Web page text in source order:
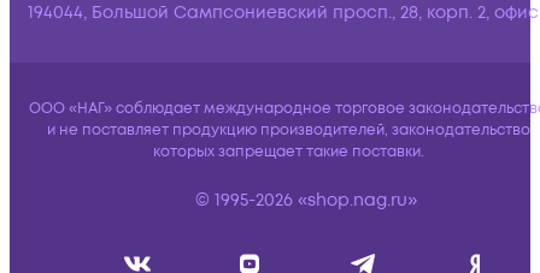
194044, Большой Сампсониевский просп., 28, корп. 2,
ООО «НАГ» соблюдает международное торговое
и не поставляет продукцию производителей, законодательство
которых запрещает такие поставки.
© 1995-2026 «shop.nag.ru»